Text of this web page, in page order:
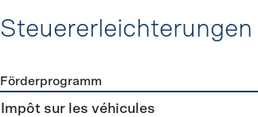
Steuererleichterungen
Förderprogramme Steuererleichterungen
Förderprogramm
Impôt sur les véhicules